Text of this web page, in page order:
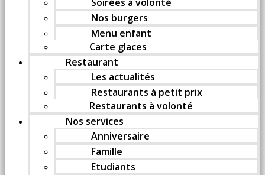
Nos burgers
Menu enfant
Carte glaces
Restaurant
Les actualités
Restaurants à petit prix
Restaurants à volonté
Nos services
Anniversaire
Famille
Etudiants